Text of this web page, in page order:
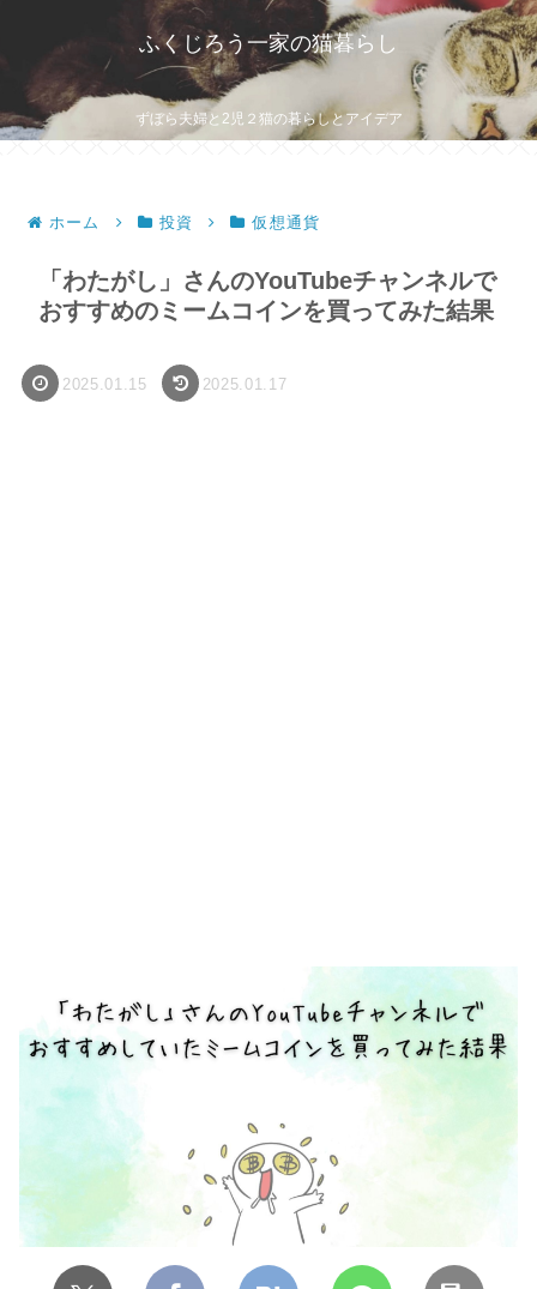
ふくじろう一家の猫暮らし
ずぼら夫婦と2児２猫の暮らしとアイデア
ホーム 投資 仮想通貨
「わたがし」さんのYouTubeチャンネルで
おすすめのミームコインを買ってみた結果
2025.01.15 2025.01.17